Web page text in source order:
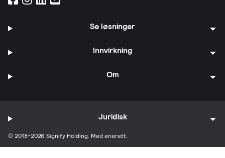
Se løsninger
Innvirkning
Om
© 2018-2026 Signify Holding. Med enerett.
Juridisk